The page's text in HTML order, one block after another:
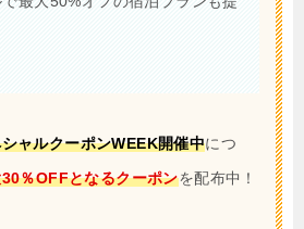
ャルクーポンWEEK開催中につ
％OFFとなるクーポンを配布中！